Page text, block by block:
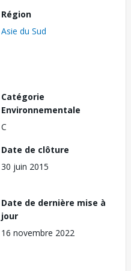
Région
Asie du Sud
Catégorie
Environnementale
C
Date de clôture
30 juin 2015
Date de dernière mise à
jour
16 novembre 2022